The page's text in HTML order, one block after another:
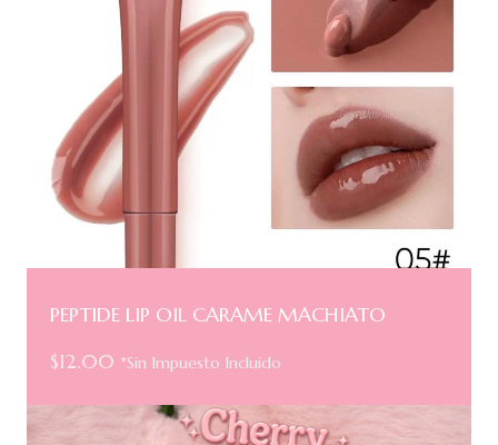
PEPTIDE LIP OIL CARAME MACHIATO
$12.00 *Sin Impuesto Incluido